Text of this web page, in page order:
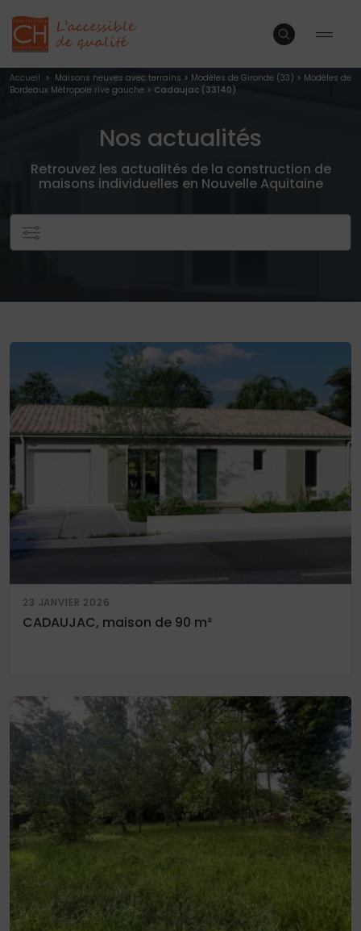
Accueil > Maisons neuves avec terrains > Modèles de Gironde (33) > Modèles de
Bordeaux Métropole rive gauche > Cadaujac (33140)
Nos actualités
Retrouvez les actualités de la construction de
maisons individuelles en Nouvelle Aquitaine
23 JANVIER 2026
CADAUJAC, maison de 90 m²